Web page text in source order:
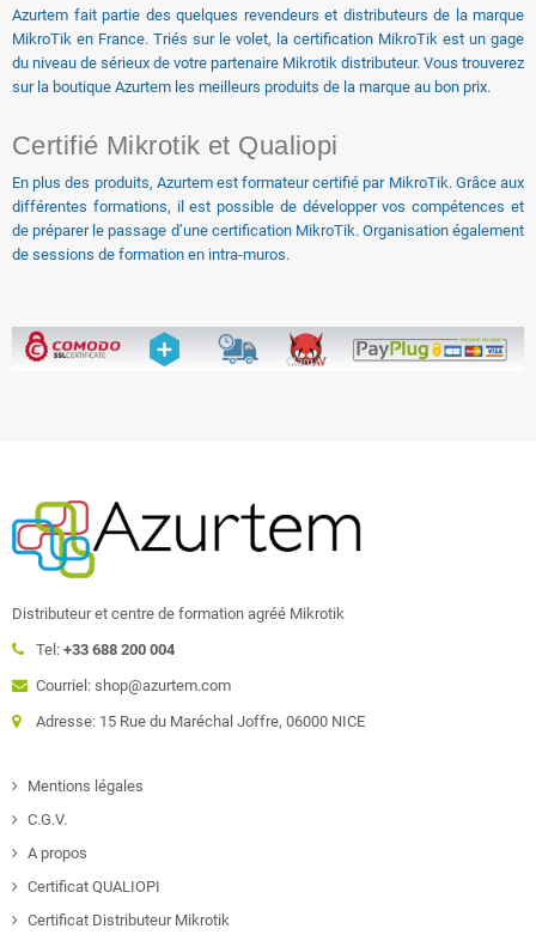
Azurtem fait partie des quelques revendeurs et distributeurs de la marque
MikroTik en France. Triés sur le volet, la certification MikroTik est un gage
du niveau de sérieux de votre partenaire Mikrotik distributeur. Vous trouverez
sur la boutique Azurtem les meilleurs produits de la marque au bon prix.
Certifié Mikrotik et Qualiopi
En plus des produits, Azurtem est formateur certifié par MikroTik. Grâce aux
différentes formations, il est possible de développer vos compétences et
de préparer le passage d’une certification MikroTik. Organisation également
de sessions de formation en intra-muros.
Distributeur et centre de formation agréé Mikrotik
Tel: +33 688 200 004
Courriel: shop@azurtem.com
Adresse: 15 Rue du Maréchal Joffre, 06000 NICE
Mentions légales
C.G.V.
A propos
Certificat QUALIOPI
Certificat Distributeur Mikrotik